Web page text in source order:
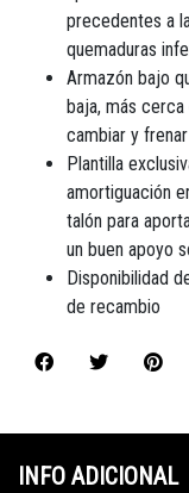
precedentes a
quemaduras
Armazón bajo
baja, más
cambiar y frenar
Plantilla
amortiguación
talón para
un buen apoyo
Disponibilidad
de recambio
INFO ADICIONAL